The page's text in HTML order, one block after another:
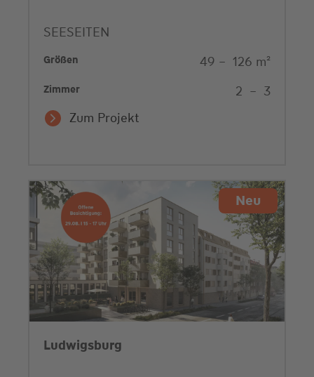
SEESEITEN
Größen 49 – 126 m²
Zimmer 2 – 3
Zum Projekt
Neu
Ludwigsburg